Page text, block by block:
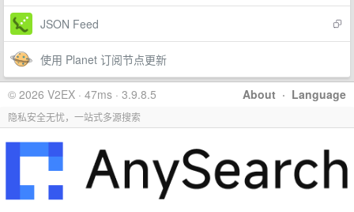
JSON Feed
使用 Planet 订阅节点更新
About · Language
© 2026 V2EX · 47ms · 3.9.8.5
隐私安全无忧，一站式多源搜索